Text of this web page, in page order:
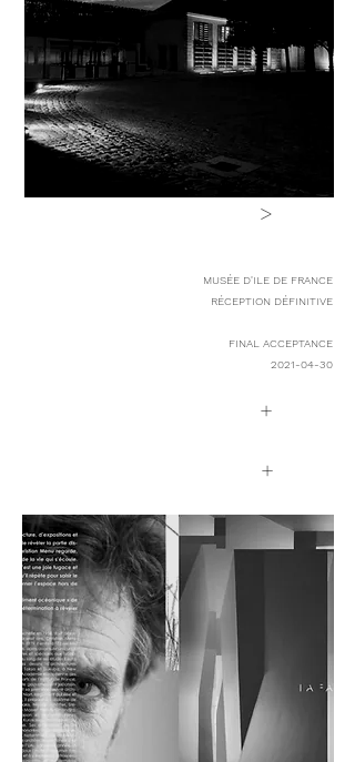
>
MUSÉE D'ILE DE FRANCE
RÉCEPTION DÉFINITIVE
FINAL ACCEPTANCE
2021-04-30
+
+